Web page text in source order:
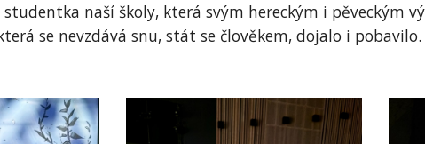
naší školy, která svým hereckým i pěveckým
se nevzdává snu, stát se člověkem, dojalo i pobavilo.